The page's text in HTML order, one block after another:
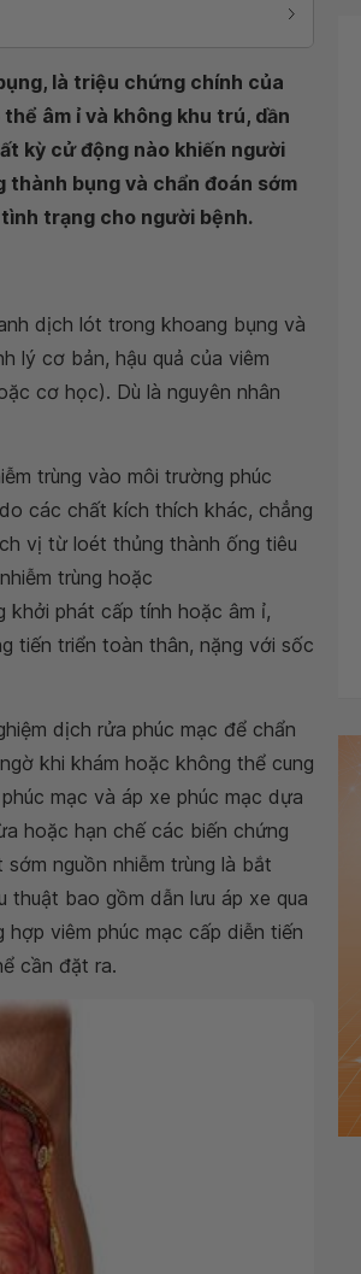
là triệu chứng chính của
âm ỉ và không khu trú, dần
kỳ cử động nào khiến người
thành bụng và chẩn đoán sớm
trạng cho người bệnh.
dịch lót trong khoang bụng và
lý cơ bản, hậu quả của viêm
cơ học). Dù là nguyên nhân
trùng vào môi trường phúc
các chất kích thích khác, chẳng
vị từ loét thủng thành ống tiêu
trùng hoặc
khởi phát cấp tính hoặc âm ỉ,
tiến triển toàn thân, nặng với sốc
dịch rửa phúc mạc để chẩn
khi khám hoặc không thể cung
mạc và áp xe phúc mạc dựa
hoặc hạn chế các biến chứng
nguồn nhiễm trùng là bắt
bao gồm dẫn lưu áp xe qua
viêm phúc mạc cấp diễn tiến
cần đặt ra.